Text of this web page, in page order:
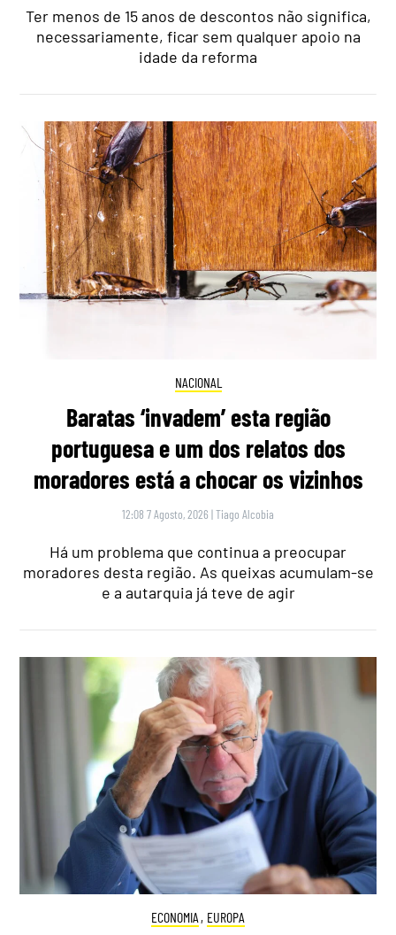
Ter menos de 15 anos de descontos não significa,
necessariamente, ficar sem qualquer apoio na
idade da reforma
NACIONAL
Baratas ‘invadem’ esta região
portuguesa e um dos relatos dos
moradores está a chocar os vizinhos
12:08 7 Agosto, 2026 |Tiago Alcobia
Há um problema que continua a preocupar
moradores desta região. As queixas acumulam-se
e a autarquia já teve de agir
ECONOMIA , EUROPA